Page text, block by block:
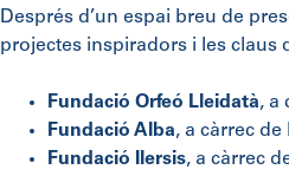
Després d’un espai breu de
projectes inspiradors i les claus
Fundació Orfeó Lleidatà, a
Fundació Alba, a càrrec
Fundació Ilersis, a càrrec